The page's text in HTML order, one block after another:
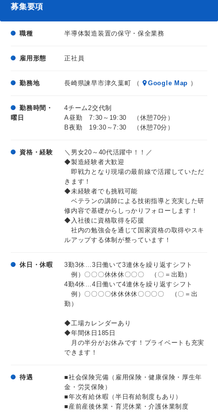
入社後に配属される工程で使用されている機械のメンテナン
動き続けるとパーツの汚れ、消耗による部品の劣化、時には
の清掃・洗浄・部品交換・故障個所の修理などを行なうのが
呼ばれている特別な環境下（ほこりや静電気の発生が抑えら
れた空間）でのお仕事がメインとなります。
【1日の流れ】
① 出勤～タイムカード打刻
② クリーンルーム入室
③ 前勤務者との引継ぎ
半導体の製品を製造する機械（半導体製品製造装置）の
メンテナンス・故障対応など
※午前～昼食～午後 計3回（70分）休憩
⑤ 次勤務者との引継ぎ
⑦ タイムカード打刻～帰宅
募集要項
職種 半導体製造装置の保守・保全業務
雇用形態 正社員
勤務地 長崎県諫早市津久葉町 （ Google Map ）
勤務時間・
曜日
4チーム2交代制
A昼勤 7:30～19:30 （休憩70分）
B夜勤 19:30～7:30 （休憩70分）
資格・経験
＼男女20～40代活躍中！！／
◆製造経験者大歓迎
即戦力となり現場の最前線で活躍していただ
きます！
◆未経験者でも挑戦可能
ベテランの講師による技術指導と充実した研
修内容で基礎からしっかりフォローします！
◆入社後に資格取得を応援
社内の勉強会を通じて国家資格の取得やスキ
ルアップする体制が整っています！
休日・休暇
3勤3休…3日働いて3連休を繰り返すシフト
例）〇〇〇休休休〇〇〇 （〇＝出勤）
4勤4休…4日働いて4連休を繰り返すシフト
例）〇〇〇〇休休休休〇〇〇〇 （〇＝出
勤）
◆工場カレンダーあり
◆年間休日185日
月の半分がお休みです！プライベートも充実
できます！
待遇
■社会保険完備（雇用保険・健康保険・厚生年
金・労災保険）
■年次有給休暇（半日有給制度もあり）
■産前産後休業・育児休業・介護休業制度